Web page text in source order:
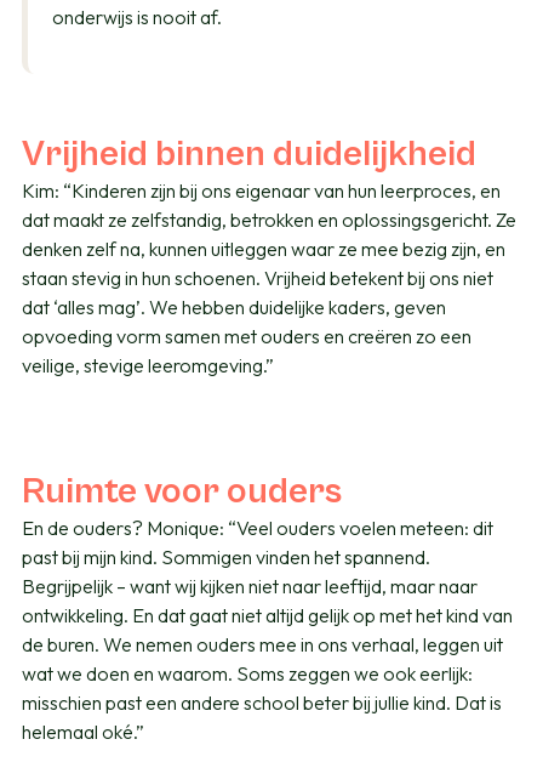
onderwijs is nooit af.
Vrijheid binnen duidelijkheid
Kim: “Kinderen zijn bij ons eigenaar van hun leerproces, en
dat maakt ze zelfstandig, betrokken en oplossingsgericht. Ze
denken zelf na, kunnen uitleggen waar ze mee bezig zijn, en
staan stevig in hun schoenen. Vrijheid betekent bij ons niet
dat ‘alles mag’. We hebben duidelijke kaders, geven
opvoeding vorm samen met ouders en creëren zo een
veilige, stevige leeromgeving.”
Ruimte voor ouders
En de ouders? Monique: “Veel ouders voelen meteen: dit
past bij mijn kind. Sommigen vinden het spannend.
Begrijpelijk – want wij kijken niet naar leeftijd, maar naar
ontwikkeling. En dat gaat niet altijd gelijk op met het kind van
de buren. We nemen ouders mee in ons verhaal, leggen uit
wat we doen en waarom. Soms zeggen we ook eerlijk:
misschien past een andere school beter bij jullie kind. Dat is
helemaal oké.”